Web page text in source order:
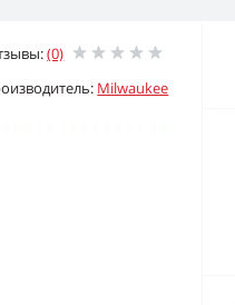
(0)
Milwaukee